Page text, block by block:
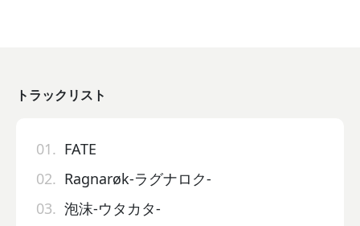
トラックリスト
01. FATE
02. Ragnarøk-ラグナロク-
03. 泡沫-ウタカタ-